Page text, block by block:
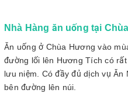
Nhà Hàng ăn uống tại
Ăn uống ở Chùa Hương vào
đường lối lên Hương Tích có
lưu niệm. Có đầy đủ dịch vụ
bên đường lên núi.